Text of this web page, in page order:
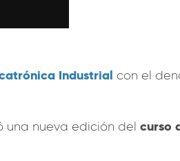
Industrial con el
una nueva edición del curso